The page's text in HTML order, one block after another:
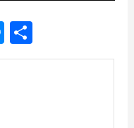
Messenger
Share